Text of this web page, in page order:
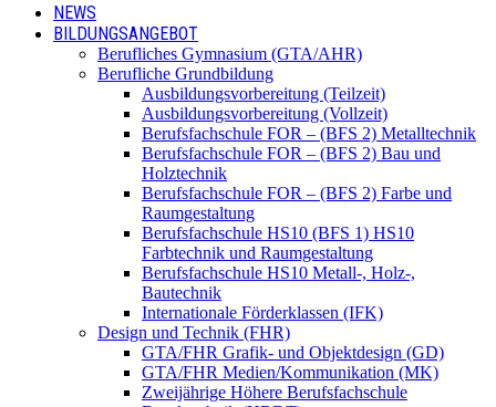
NEWS
BILDUNGSANGEBOT
Berufliches Gymnasium (GTA/AHR)
Berufliche Grundbildung
Ausbildungsvorbereitung (Teilzeit)
Ausbildungsvorbereitung (Vollzeit)
Berufsfachschule FOR – (BFS 2) Metalltechnik
Berufsfachschule FOR – (BFS 2) Bau und
Holztechnik
Berufsfachschule FOR – (BFS 2) Farbe und
Raumgestaltung
Berufsfachschule HS10 (BFS 1) HS10
Farbtechnik und Raumgestaltung
Berufsfachschule HS10 Metall-, Holz-,
Bautechnik
Internationale Förderklassen (IFK)
Design und Technik (FHR)
GTA/FHR Grafik- und Objektdesign (GD)
GTA/FHR Medien/Kommunikation (MK)
Zweijährige Höhere Berufsfachschule